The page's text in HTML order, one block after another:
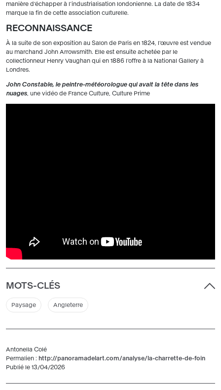
manière d’échapper à l’industrialisation londonienne. La date de 1834
marque la fin de cette association culturelle.
RECONNAISSANCE
À la suite de son exposition au Salon de Paris en 1824, l’œuvre est vendue
au marchand John Arrowsmith. Elle est ensuite achetée par le
collectionneur Henry Vaughan qui en 1886 l’offre à la National Gallery à
Londres.
John Constable, le peintre-météorologue qui avait la tête dans les
nuages , une vidéo de France Culture, Culture Prime
MOTS-CLÉS
Paysage Angleterre
Antonella Colé
Permalien : http://panoramadelart.com/analyse/la-charrette-de-foin
Publié le 13/04/2026